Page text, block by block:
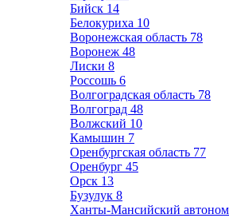
Бийск 14
Белокуриха 10
Воронежская область 78
Воронеж 48
Лиски 8
Россошь 6
Волгоградская область 78
Волгоград 48
Волжский 10
Камышин 7
Оренбургская область 77
Оренбург 45
Орск 13
Бузулук 8
Ханты-Мансийский